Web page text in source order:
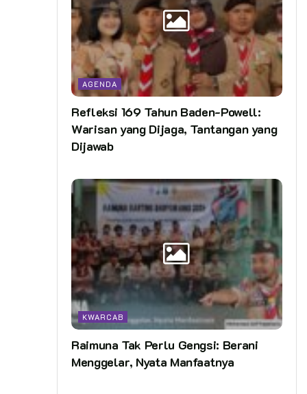
AGENDA
Refleksi 169 Tahun Baden-Powell:
Warisan yang Dijaga, Tantangan yang
Dijawab
KWARCAB
Raimuna Tak Perlu Gengsi: Berani
Menggelar, Nyata Manfaatnya